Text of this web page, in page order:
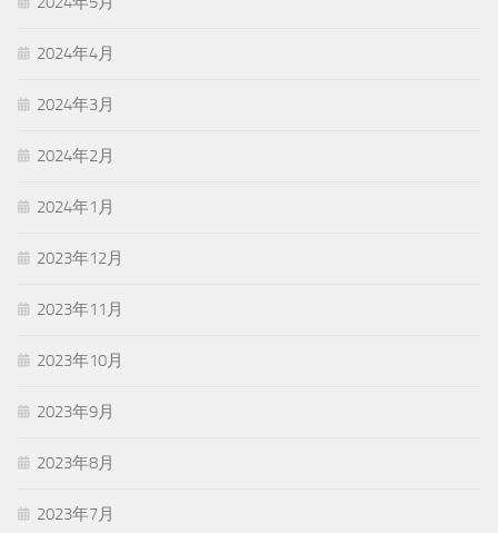
2024年4月
2024年3月
2024年2月
2024年1月
2023年12月
2023年11月
2023年10月
2023年9月
2023年8月
2023年7月